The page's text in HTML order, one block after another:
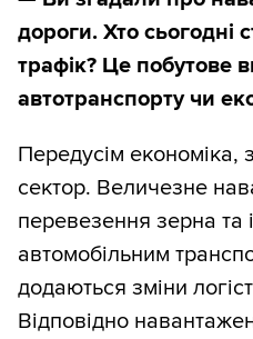
дороги. Хто сьогодні
трафік? Це побутове
автотранспорту чи
Передусім економіка,
сектор. Величезне
перевезення зерна та
автомобільним
додаються зміни
Відповідно